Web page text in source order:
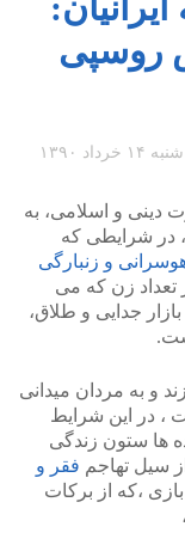
روسپی
دینی و اسلامی، به
در شرایطی که
و زنبارگی
تعداد زن که می
جدایی و طلاق،
و به مردان میدانی
، در این شرایط
ها ستون زندگی
سیل تهاجم فقر و
،که از برکات